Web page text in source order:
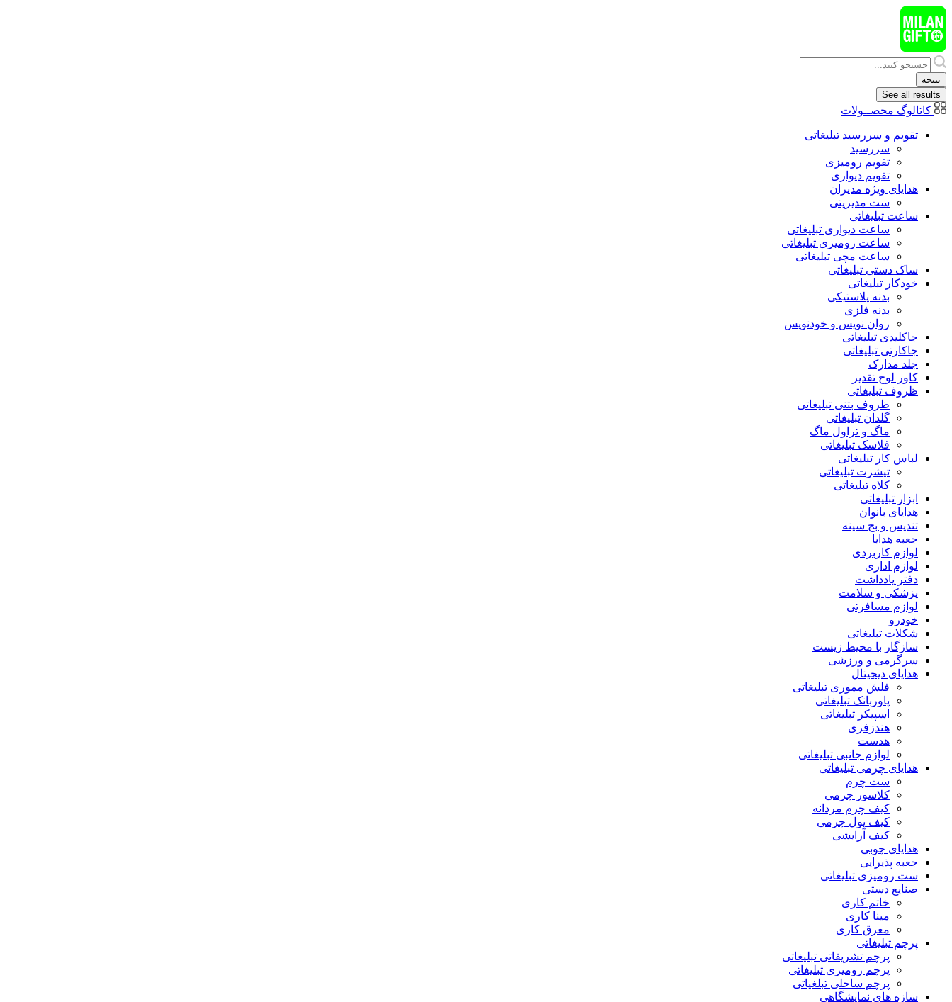
پرش
به
محتوا
Search
...
نتیجه
See all results
کاتالوگ محصــولات
تقویم و سررسید تبلیغاتی
سررسید
تقویم رومیزی
تقویم دیواری
هدایای ويژه مدیران
ست مدیریتی
ساعت تبلیغاتی
ساعت دیواری تبلیغاتی
ساعت رومیزی تبلیغاتی
ساعت مچی تبلیغاتی
ساک دستی تبلیغاتی
خودکار تبلیغاتی
بدنه پلاستیکی
بدنه فلزی
روان نویس و خودنویس
جاکلیدی تبلیغاتی
جاکارتی تبلیغاتی
جلد مدارک
کاور لوح تقدیر
ظروف تبلیغاتی
ظروف بتنی تبلیغاتی
گلدان تبلیغاتی
ماگ و تراول ماگ
فلاسک تبلیغاتی
لباس کار تبلیغاتی
تیشرت تبلیغاتی
کلاه تبلیغاتی
ابزار تبلیغاتی
هدایای بانوان
تندیس و بج سینه
جعبه هدایا
لوازم کاربردی
لوازم اداری
دفتر یادداشت
پزشکی و سلامت
لوازم مسافرتی
خودرو
شکلات تبلیغاتی
سازگار با محیط زیست
سرگرمی و ورزشی
هدایای دیجیتال
فلش مموری تبلیغاتی
پاوربانک تبلیغاتی
اسپیکر تبلیغاتی
هندزفری
هدست
لوازم جانبی تبلیغاتی
هدایای چرمی تبلیغاتی
ست چرم
کلاسور چرمی
کیف چرم مردانه
کیف پول چرمی
کیف آرایشی
هدایای چوبی
جعبه پذیرایی
ست رومیزی تبلیغاتی
صنایع دستی
خاتم کاری
مینا کاری
معرق کاری
پرچم تبلیغاتی
پرچم تشریفاتی تبلیغاتی
پرچم رومیزی تبلیغاتی
پرچم ساحلی تبلغیاتی
سازه های نمایشگاهی